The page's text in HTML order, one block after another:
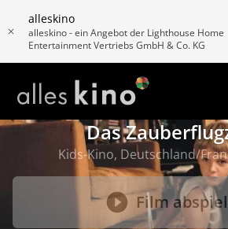
alleskino
alleskino - ein Angebot der Lighthouse Home
Entertainment Vertriebs GmbH & Co. KG
Das
Kids-Kino, Deutschland/
Film